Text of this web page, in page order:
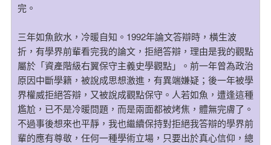
完。
三年如魚飲水，冷暖自知。1992年論文答辯時，橫生波
折，有學界前輩看完我的論文，拒絕答辯，理由是我的觀點
屬於「資產階級右翼保守主義史學觀點」。前一年曾為政治
原因中斷學籍，被說成思想激進，有異端嫌疑；後一年被學
界權威拒絕答辯，又被說成觀點保守。人若如魚，遭逢這種
尷尬，已不是冷暖問題，而是兩面都被烤焦，體無完膚了。
不過事後想來也平靜，我也繼續保持對拒絕我答辯的學界前
輩的應有尊敬，任何一種學術立場，只要出於真心信仰，總